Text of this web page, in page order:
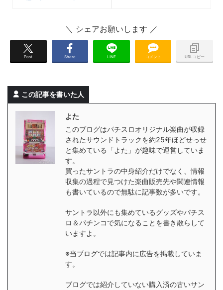
Post Share LINE コメント URLコピー
この記事を書いた人
よた
このブログはパチスロオリジナル楽曲が収録
されたサウンドトラックを約25年ほどせっせ
と集めている「よた」が趣味で運営していま
す。
買ったサントラの中身紹介だけでなく、情報
収集の過程で見つけた楽曲販売先や関連情報
も書いているので無駄に記事数が多いです。
サントラ以外にも集めているグッズやパチス
ロ＆パチンコで気になることを書き散らして
いますよ。
※当ブログでは記事内に広告を掲載していま
す。
ブログでは紹介していない購入済の古いサン